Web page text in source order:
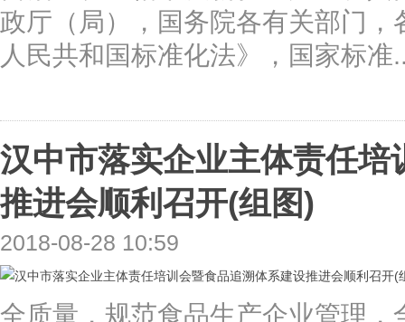
政厅（局），国务院各有关部门
人民共和国标准化法》，国家标准
汉中市落实企业主体责任
推进会顺利召开(组图)
2018-08-28 10:59
全质量，规范食品生产企业管理